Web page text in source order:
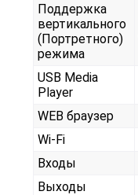
Поддержка
вертикального
(Портретного)
режима
USB Media
Player
WEB браузер
Wi-Fi
Входы
Выходы